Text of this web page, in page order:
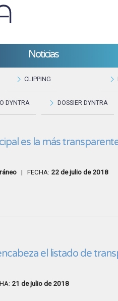
Noticias
CLIPPING
DYNTRA DOSSIER DYNTRA
es la más
| FECHA: 22 de julio de 2018
el listado de
21 de julio de 2018